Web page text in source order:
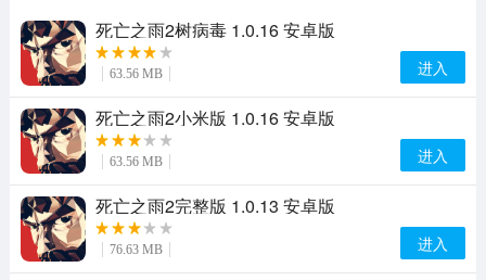
死亡之雨2树病毒 1.0.16 安卓版
63.56 MB 进入
死亡之雨2小米版 1.0.16 安卓版
63.56 MB 进入
死亡之雨2完整版 1.0.13 安卓版
76.63 MB 进入